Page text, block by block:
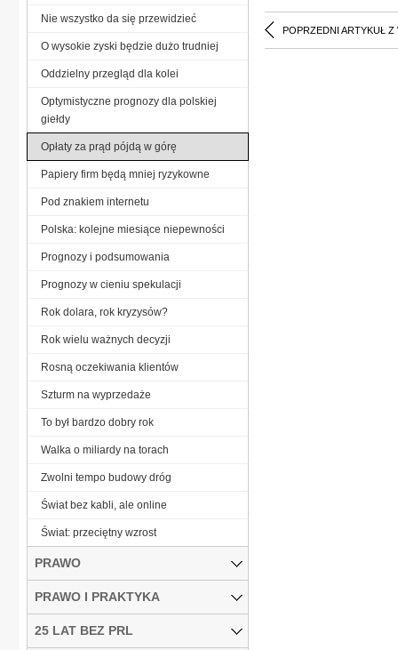
POPRZEDNI ARTYKUŁ Z
Nie wszystko da się przewidzieć
O wysokie zyski będzie dużo trudniej
Oddzielny przegląd dla kolei
Optymistyczne prognozy dla polskiej
giełdy
Opłaty za prąd pójdą w górę
Papiery firm będą mniej ryzykowne
Pod znakiem internetu
Polska: kolejne miesiące niepewności
Prognozy i podsumowania
Prognozy w cieniu spekulacji
Rok dolara, rok kryzysów?
Rok wielu ważnych decyzji
Rosną oczekiwania klientów
Szturm na wyprzedaże
To był bardzo dobry rok
Walka o miliardy na torach
Zwolni tempo budowy dróg
Świat bez kabli, ale online
Świat: przeciętny wzrost
PRAWO
PRAWO I PRAKTYKA
25 LAT BEZ PRL